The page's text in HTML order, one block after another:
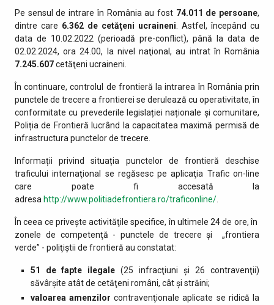
Pe sensul de intrare în România au fost 74.011 de persoane,
dintre care 6.362 de cetăţeni ucraineni . Astfel, începând cu
data de 10.02.2022 (perioadă pre-conflict), până la data de
02.02.2024, ora 24.00, la nivel naţional, au intrat în România
7.245.607cetăţeni ucraineni.
În continuare, controlul de frontieră la intrarea în România prin
punctele de trecere a frontierei se derulează cu operativitate, în
conformitate cu prevederile legislației naționale și comunitare,
Poliția de Frontieră lucrând la capacitatea maximă permisă de
infrastructura punctelor de trecere.
Informații privind situația punctelor de frontieră deschise
traficului internaţional se regăsesc pe aplicaţia Trafic on-line
care poate fi accesată la
adresa http://www.politiadefrontiera.ro/traficonline/
În ceea ce priveşte activităţile specifice, în ultimele 24 de ore, în
zonele de competenţă - punctele de trecere şi „frontiera
verde” - poliţiştii de frontieră au constatat:
51 de fapte ilegale(25 infracţiuni şi 26 contravenţii)
săvârşite atât de cetăţeni români, cât şi străini;
valoarea amenzilor contravenţionale aplicate se ridică la